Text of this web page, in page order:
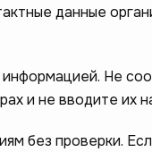
данные
Не
и не вводите их
без проверки.